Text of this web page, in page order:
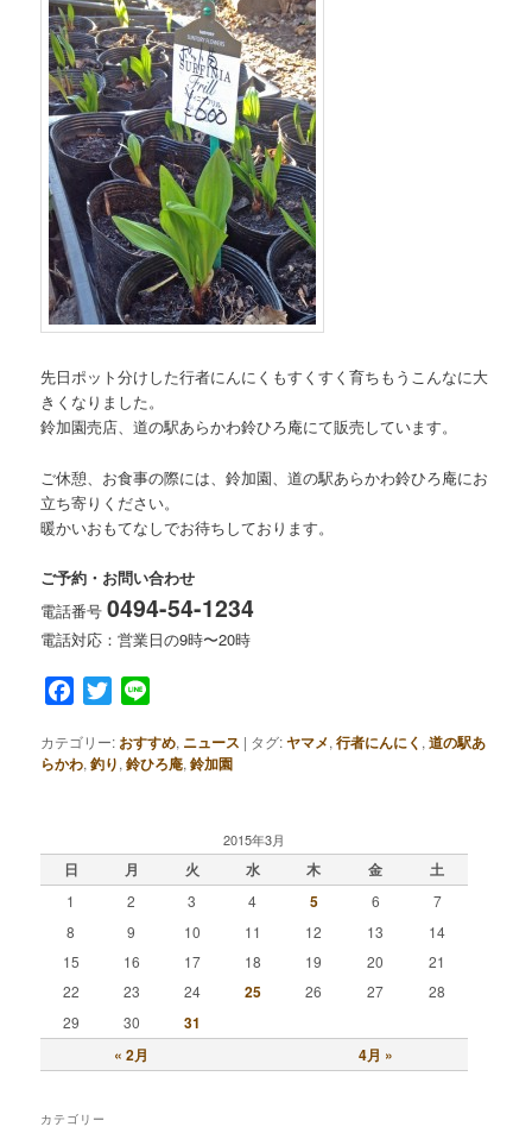
先日ポット分けした行者にんにくもすくすく育ちもうこんなに大
きくなりました。
鈴加園売店、道の駅あらかわ鈴ひろ庵にて販売しています。
ご休憩、お食事の際には、鈴加園、道の駅あらかわ鈴ひろ庵にお
立ち寄りください。
暖かいおもてなしでお待ちしております。
ご予約・お問い合わせ
電話番号0494-54-1234
電話対応：営業日の9時〜20時
Facebook
Twitter
カテゴリー: おすすめ, ニュース | タグ:ヤマメ,行者にんにく ,道の駅あ
らかわ,釣り,鈴ひろ庵,鈴加園
2015年3月
日 月 火 水 木 金 土
« 2月 4月 »
1 2 3 4 5 6
7
8
9 10 11 12 13
14
15
16 17 18 19 20
21
22
23 24 25 26 27
28
29
30 31
カテゴリー